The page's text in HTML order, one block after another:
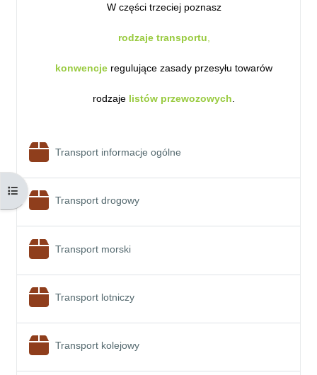
Otwórz indeks kursu
W części trzeciej poznasz
rodzaje transportu
konwencje regulujące zasady przesyłu towarów
rodzaje listów przewozowych
Transport informacje ogólne
Transport drogowyPakiet SCORM
Transport morskiPakiet SCORM
Transport lotniczyPakiet SCORM
Transport kolejowyPakiet SCORM